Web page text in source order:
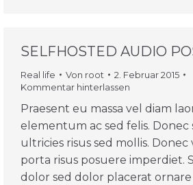
SELFHOSTED AUDIO
Real life Von root
2. Februar 2015
Kommentar hinterlassen
Praesent eu massa vel diam
elementum ac sed felis. Donec
ultricies risus sed mollis.
porta risus posuere imperdiet.
dolor sed dolor placerat